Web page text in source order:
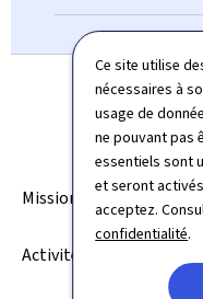
Ce site utilise
nécessaires à
usage de
ne pouvant pas
essentiels sont
et seront
acceptez.
confidentialité.
rubriques
Missions
Activités